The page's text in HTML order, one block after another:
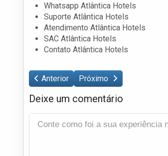
Whatsapp Atlântica Hotels
Suporte Atlântica Hotels
Atendimento Atlântica Hotels
SAC Atlântica Hotels
Contato Atlântica Hotels
Anterior Próximo
Deixe um comentário